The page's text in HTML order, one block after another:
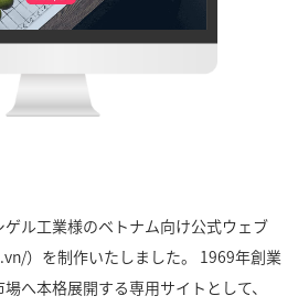
ル工業様のベトナム向け公式ウェブ
）を制作いたしました。 1969年創業
へ本格展開する専用サイトとして、